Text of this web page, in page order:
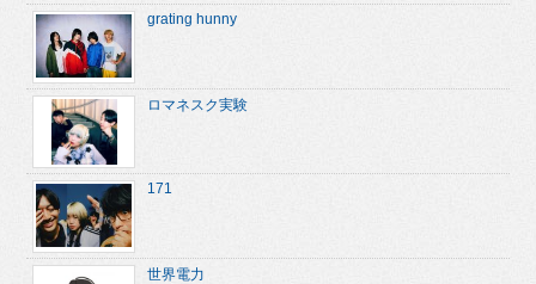
grating hunny
ロマネスク実験
171
世界電力